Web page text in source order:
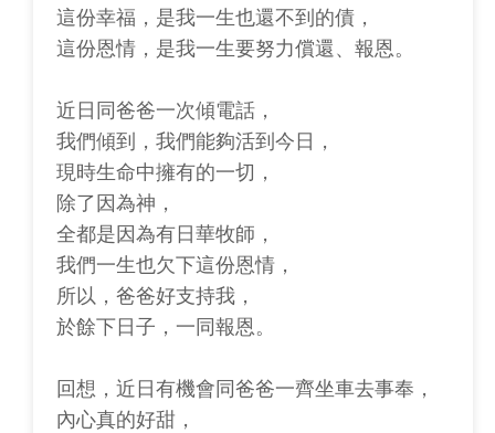
這份幸福，是我一生也還不到的債，
這份恩情，是我一生要努力償還、報恩。
近日同爸爸一次傾電話，
我們傾到，我們能夠活到今日，
現時生命中擁有的一切，
除了因為神，
全都是因為有日華牧師，
我們一生也欠下這份恩情，
所以，爸爸好支持我，
於餘下日子，一同報恩。
回想，近日有機會同爸爸一齊坐車去事奉，
內心真的好甜，